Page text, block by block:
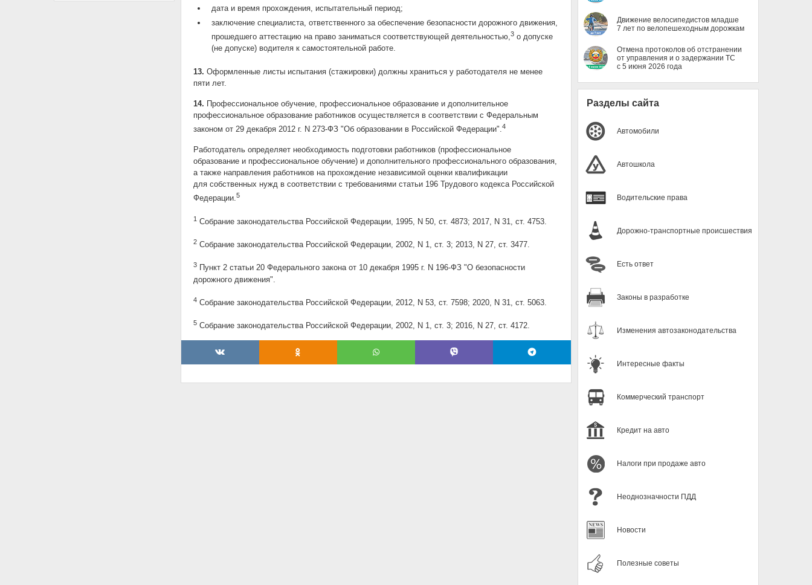
дата и время прохождения, испытательный период;
заключение специалиста, ответственного за обеспечение безопасности дорожного движения,
прошедшего аттестацию на право заниматься соответствующей деятельностью, 3о допуске
(не допуске) водителя к самостоятельной работе.
13. Оформленные листы испытания (стажировки) должны храниться у работодателя не менее
пяти лет.
14. Профессиональное обучение, профессиональное образование и дополнительное
профессиональное образование работников осуществляется в соответствии с Федеральным
законом от 29 декабря 2012 г. N 273-ФЗ "Об образовании в Российской Федерации".4
Работодатель определяет необходимость подготовки работников (профессиональное
образование и профессиональное обучение) и дополнительного профессионального образования,
а также направления работников на прохождение независимой оценки квалификации
для собственных нужд в соответствии с требованиями статьи 196 Трудового кодекса Российской
Федерации.5
1Собрание законодательства Российской Федерации, 1995, N 50, ст. 4873; 2017, N 31, ст. 4753.
2Собрание законодательства Российской Федерации, 2002, N 1, ст. 3; 2013, N 27, ст. 3477.
3Пункт 2 статьи 20 Федерального закона от 10 декабря 1995 г. N 196-ФЗ "О безопасности
дорожного движения".
4Собрание законодательства Российской Федерации, 2012, N 53, ст. 7598; 2020, N 31, ст. 5063.
5Собрание законодательства Российской Федерации, 2002, N 1, ст. 3; 2016, N 27, ст. 4172.
Движение велосипедистов младше
7 лет по велопешеходным дорожкам
Отмена протоколов об отстранении
от управления и о задержании ТС
с 5 июня 2026 года
Разделы сайта
Автомобили
Автошкола
Водительские права
Дорожно-транспортные происшествия
Есть ответ
Законы в разработке
Изменения автозаконодательства
Интересные факты
Коммерческий транспорт
Кредит на авто
Налоги при продаже авто
Неоднозначности ПДД
Новости
Полезные советы